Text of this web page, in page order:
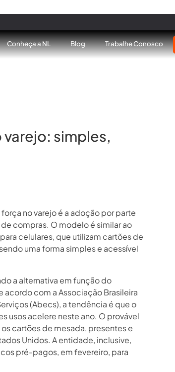
Conheça a NL Blog Trabalhe Conosco
simples,
no varejo é a adoção por parte
compras. O modelo é similar ao
celulares, que utilizam cartões de
uma forma simples e acessível
a alternativa em função do
com a Associação Brasileira
(Abecs), a tendência é que o
usos acelere neste ano. O provável
cartões de mesada, presentes e
Unidos. A entidade, inclusive,
pré-pagos, em fevereiro, para